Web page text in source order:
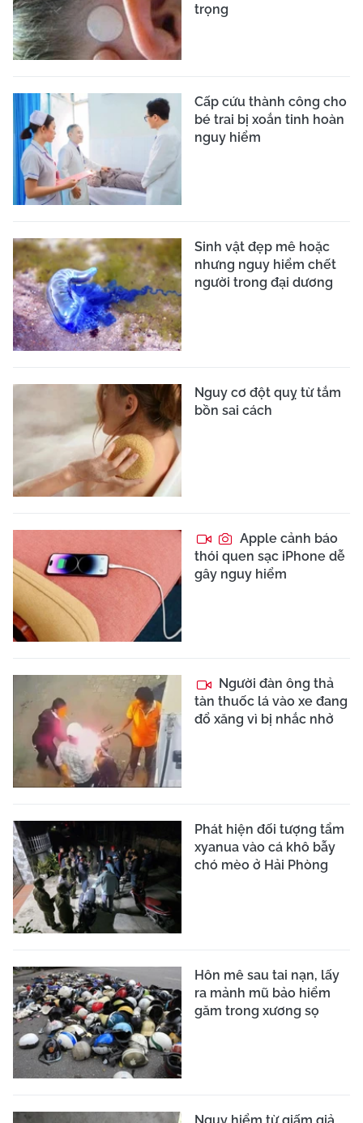
trọng
Cấp cứu thành công cho
bé trai bị xoắn tinh hoàn
nguy hiểm
Sinh vật đẹp mê hoặc
nhưng nguy hiểm chết
người trong đại dương
Nguy cơ đột quỵ từ tắm
bồn sai cách
Apple cảnh báo
thói quen sạc iPhone dễ
gây nguy hiểm
Người đàn ông thả
tàn thuốc lá vào xe đang
đổ xăng vì bị nhắc nhở
Phát hiện đối tượng tẩm
xyanua vào cá khô bẫy
chó mèo ở Hải Phòng
Hôn mê sau tai nạn, lấy
ra mảnh mũ bảo hiểm
găm trong xương sọ